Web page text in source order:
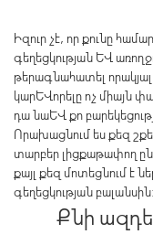
Իզուր չէ, որ քունը
գեղեցկության և
թերագնահատել
կարևորելը ոչ միայն
դա նաև քո
Որախացնում ես քեզ
տարբեր լիցքաթափող
քայլ քեզ մոտեցնում է
գեղեցկության բալանսին:
Քնի